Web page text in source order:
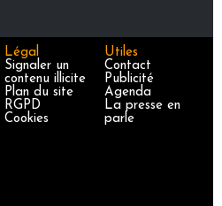
Légal
Signaler un
contenu illicite
Plan du site
RGPD
Cookies
Utiles
Contact
Publicité
Agenda
La presse en
parle